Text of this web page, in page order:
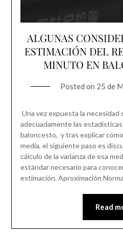
ALGUNAS
ESTIMACIÓN DEL
MINUTO EN
Posted on 25 de
Una vez expuesta la necesidad
adecuadamente las
baloncesto, y tras explicar
media, el siguiente paso es
cálculo de la varianza de esa
estándar necesario para
estimación. Aproximación
Read